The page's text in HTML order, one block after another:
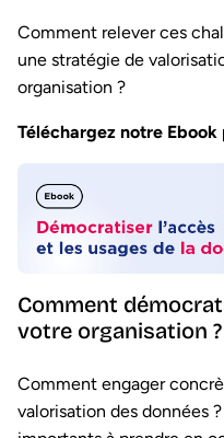
Comment relever ces
une stratégie de
organisation ?
Téléchargez notre
Comment
votre organisation ?
Comment engager
valorisation des données